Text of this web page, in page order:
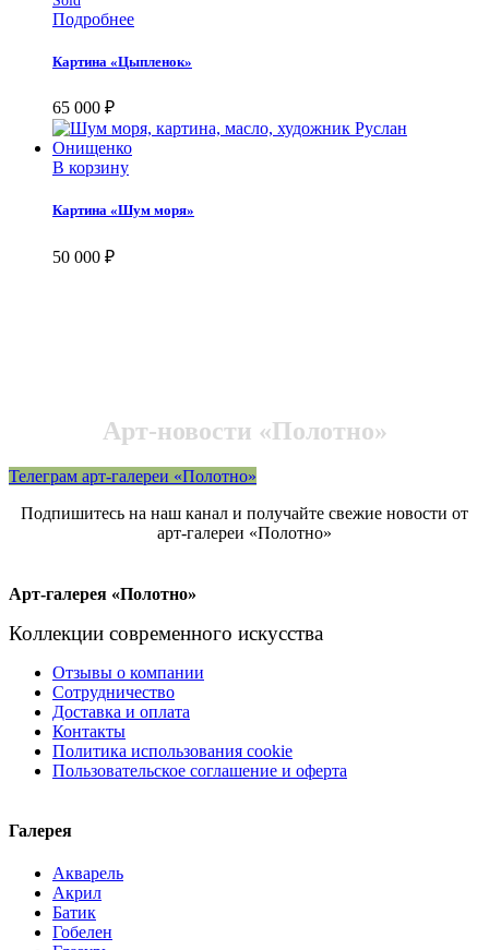
Подробнее
Картина «Цыпленок»
65 000 ₽
В корзину
Картина «Шум моря»
50 000 ₽
Арт-новости «Полотно»
Телеграм арт-галереи «Полотно»
Подпишитесь на наш канал и получайте свежие новости от
арт-галереи «Полотно»
Арт-галерея «Полотно»
Коллекции современного искусства
Отзывы о компании
Сотрудничество
Доставка и оплата
Контакты
Политика использования cookie
Пользовательское соглашение и оферта
Галерея
Акварель
Акрил
Батик
Гобелен